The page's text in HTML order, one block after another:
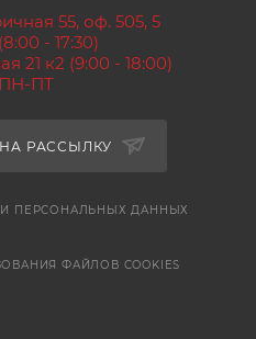
55, оф. 505, 5
- 17:30)
21 к2 (9:00 - 18:00)
ПН-ПТ
РАССЫЛКУ
ПЕРСОНАЛЬНЫХ ДАННЫХ
ФАЙЛОВ COOKIES